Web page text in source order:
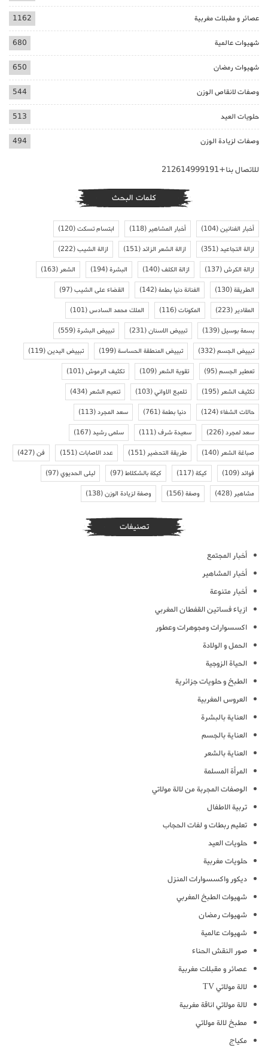
عصائر و مقبلات مغربية 1162
شهيوات عالمية 680
شهيوات رمضان 650
وصفات لانقاص الوزن 544
حلويات العيد 513
وصفات لزيادة الوزن 494
للاتصال بنا+212614999191
كلمات البحث
أخبار الفنانين(104) أخبار المشاهير(118) ابتسام تسكت(120)
ازالة التجاعيد(351) ازالة الشعر الزائد(151) ازالة الشيب(222)
ازالة الكرش(137) ازالة الكلف(140) البشرة(194) الشعر(163)
الطريقة(130) الفنانة دنيا بطمة(142) القضاء على الشيب(97)
المقادير(223) المكونات(116) الملك محمد السادس(101)
بسمة بوسيل(139) تبييض الاسنان(231) تبييض البشرة(559)
تبييض الجسم(332) تبييض المنطقة الحساسة(199) تبييض اليدين(119)
تعطير الجسم(95) تقوية الشعر(109) تكثيف الرموش(101)
تكثيف الشعر(195) تلميع الاواني(103) تنعيم الشعر(434)
حالات الشفاء(124) دنيا بطمة(761) سعد المجرد(113)
سعد لمجرد(226) سعيدة شرف(111) سلمى رشيد(167)
صباغة الشعر(140) طريقة التحضير(151) عدد الاصابات(151) فن(427)
فوائد(109) كيكة(117) كيكة بالشكلاط(97) ليلى الحديوي(97)
مشاهير(428) وصفة(156) وصفة لزيادة الوزن(138)
تصنيفات
أخبار المجتمع
أخبار المشاهير
أخبار متنوعة
ازياء فساتين القفطان المغربي
اكسسوارات ومجوهرات وعطور
الحمل و الولادة
الحياة الزوجية
الطبخ و حلويات جزائرية
العروس المغربية
العناية بالبشرة
العناية بالجسم
العناية بالشعر
المرأة المسلمة
الوصفات المجربة من لالة مولاتي
تربية الاطفال
تعليم ربطات و لفات الحجاب
حلويات العيد
حلويات مغربية
ديكور واكسسوارات المنزل
شهيوات الطبخ المغربي
شهيوات رمضان
شهيوات عالمية
صور النقش الحناء
عصائر و مقبلات مغربية
لالة مولاتي TV
لالة مولاتي اناقة مغربية
مطبخ لالة مولاتي
مكياج